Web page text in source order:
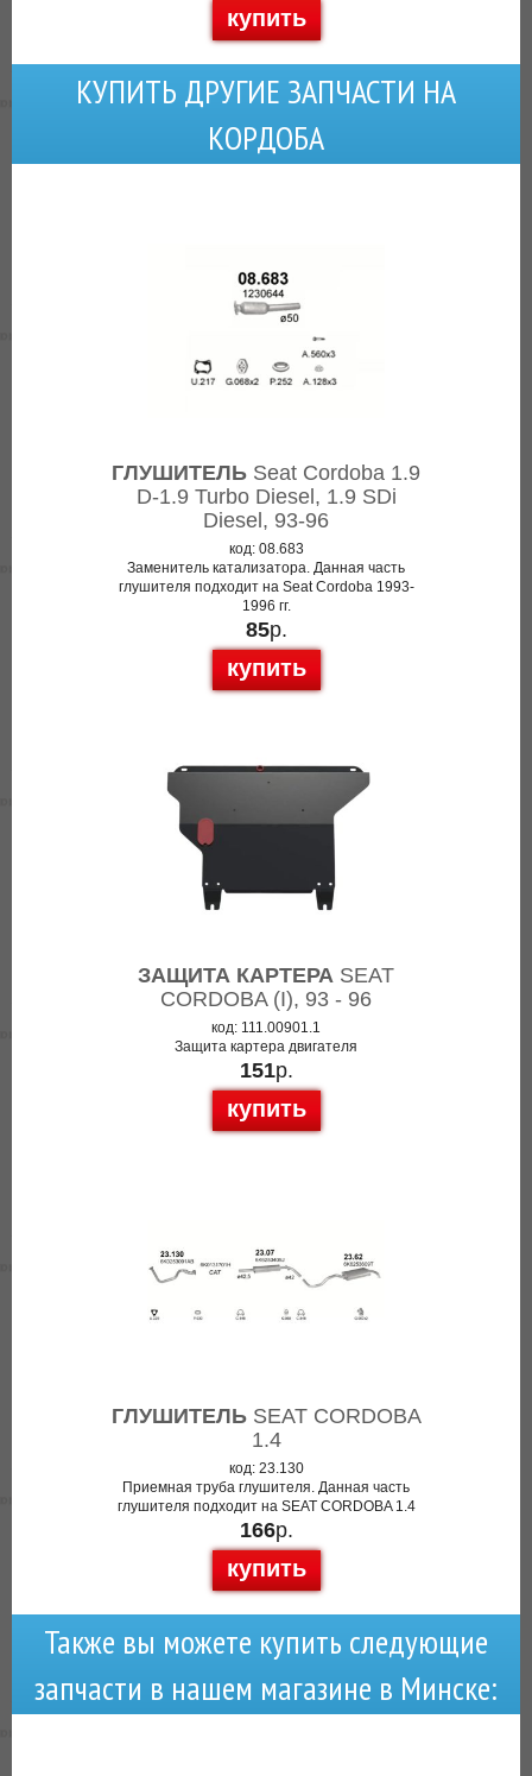
купить
КУПИТЬ ДРУГИЕ ЗАПЧАСТИ НА
КОРДОБА
ГЛУШИТЕЛЬ Seat Cordoba 1.9
D-1.9 Turbo Diesel, 1.9 SDi
Diesel, 93-96
код: 08.683
Заменитель катализатора. Данная часть
глушителя подходит на Seat Cordoba 1993-
1996 гг.
85р.
купить
ЗАЩИТА КАРТЕРА SEAT
CORDOBA (I), 93 - 96
код: 111.00901.1
Защита картера двигателя
151р.
купить
ГЛУШИТЕЛЬSEAT CORDOBA
1.4
код: 23.130
Приемная труба глушителя. Данная часть
глушителя подходит на SEAT CORDOBA 1.4
166р.
купить
Также вы можете купить следующие
запчасти в нашем магазине в Минске: